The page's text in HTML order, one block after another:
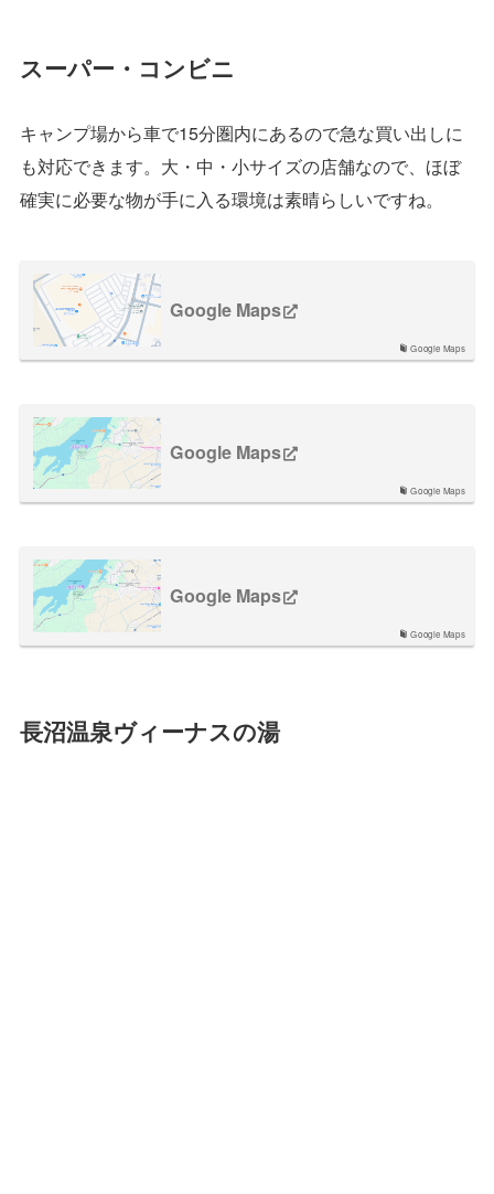
スーパー・コンビニ
キャンプ場から車で15分圏内にあるので急な買い出しに
も対応できます。大・中・小サイズの店舗なので、ほぼ
確実に必要な物が手に入る環境は素晴らしいですね。
Google Maps
Google Maps
Google Maps
Google Maps
Google Maps
Google Maps
長沼温泉ヴィーナスの湯